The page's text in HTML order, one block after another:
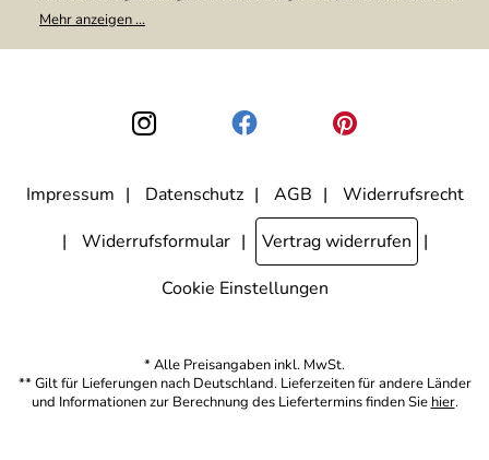
Meine E-Mail-Adresse wird nicht an andere Unternehmen
weitergegeben. Zu statistischen Zwecken wird in anonymer Form
den Link "Abmelden" am Ende des Newsletters anklicke. Die
Datenschutzerklärung
habe ich zur Kenntnis genommen.
Mehr anzeigen ...
Impressum Datenschutz AGB
Widerrufsrecht
Widerrufsformular
Vertrag widerrufen
Cookie Einstellungen
* Alle Preisangaben inkl. MwSt.
** Gilt für Lieferungen nach Deutschland. Lieferzeiten für andere Länder
und Informationen zur Berechnung des Liefertermins finden Sie hier.